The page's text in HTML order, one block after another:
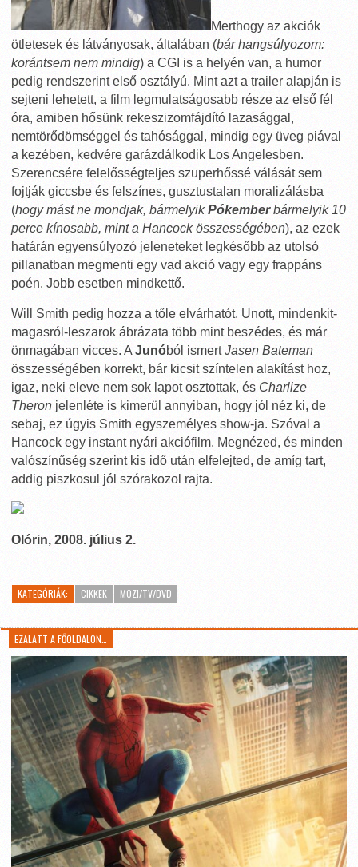
Merthogy az akciók
ötletesek és látványosak, általában (bár hangsúlyozom:
korántsem nem mindig) a CGI is a helyén van, a humor
pedig rendszerint első osztályú. Mint azt a trailer alapján is
sejteni lehetett, a film legmulatságosabb része az első fél
óra, amiben hősünk rekeszizomfájdító lazasággal,
nemtörődömséggel és tahósággal, mindig egy üveg piával
a kezében, kedvére garázdálkodik Los Angelesben.
Szerencsére felelősségteljes szuperhőssé válását sem
fojtják giccsbe és felszínes, gusztustalan moralizálásba
(hogy mást ne mondjak, bármelyikPókemberbármelyik 10
perce kínosabb, mint a Hancock összességében), az ezek
határán egyensúlyozó jeleneteket legkésőbb az utolsó
pillanatban megmenti egy vad akció vagy egy frappáns
poén. Jobb esetben mindkettő.
Will Smith pedig hozza a tőle elvárhatót. Unott, mindenkit-
magasról-leszarok ábrázata több mint beszédes, és már
önmagában vicces. A Junóból ismertJasen Bateman
összességében korrekt, bár kicsit színtelen alakítást hoz,
igaz, neki eleve nem sok lapot osztottak, és Charlize
Theron jelenléte is kimerül annyiban, hogy jól néz ki, de
sebaj, ez úgyis Smith egyszemélyes show-ja. Szóval a
Hancock egy instant nyári akciófilm. Megnézed, és minden
valószínűség szerint kis idő után elfelejted, de amíg tart,
addig piszkosul jól szórakozol rajta.
Olórin, 2008. július 2.
KATEGÓRIÁK: CIKKEK MOZI/TV/DVD
EZALATT A FŐOLDALON…